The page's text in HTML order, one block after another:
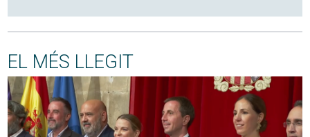
EL MÉS LLEGIT